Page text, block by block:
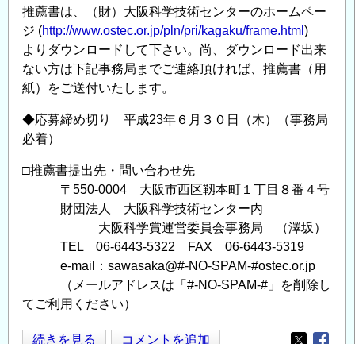
推薦書は、（財）大阪科学技術センターのホームペー
ジ (http://www.ostec.or.jp/pln/pri/kagaku/frame.html )
よりダウンロードして下さい。尚、ダウンロード出来
ない方は下記事務局までご連絡頂ければ、推薦書（用
紙）をご送付いたします。
◆応募締め切り 平成23年６月３０日（木）（事務局
必着）
□推薦書提出先・問い合わせ先
〒550-0004 大阪市西区靱本町１丁目８番４号
財団法人 大阪科学技術センター内
大阪科学賞運営委員会事務局 （澤坂）
TEL 06-6443-5322 FAX 06-6443-5319
e-mail：sawasaka@#-NO-SPAM-#ostec.or.jp
（メールアドレスは「#-NO-SPAM-#」を削除し
てご利用ください）
第
続きを見る コメントを追加